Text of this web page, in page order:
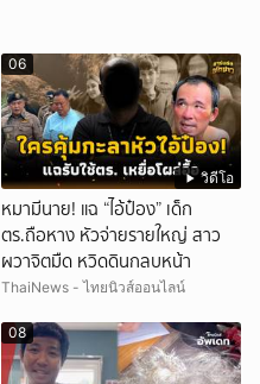
วิดีโอ
06
หมามีนาย! แฉ “ไอ้ป๋อง” เด็ก
ตร.ถือหาง หัวจ่ายรายใหญ่ สาว
ผวาจิตมืด หวิดดินกลบหน้า
ThaiNews - ไทยนิวส์ออนไลน์
08